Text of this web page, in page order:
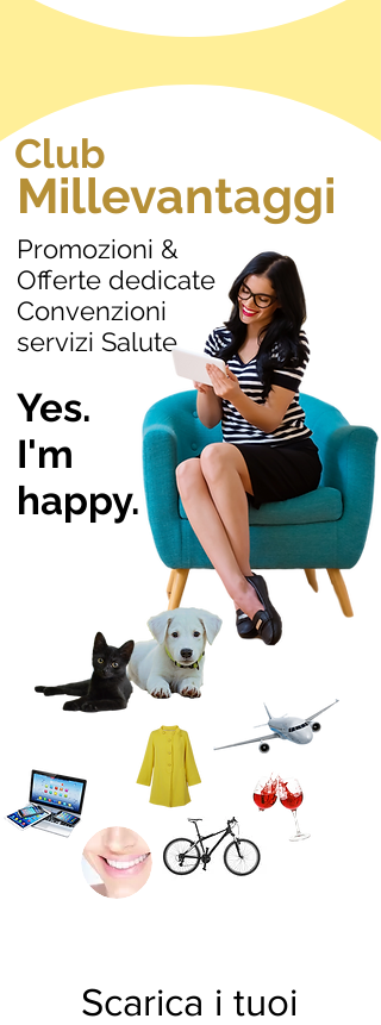
Club
Millevantaggi
Promozioni &
Offerte dedicate
Convenzioni
servizi Salute
Yes.
I'm
happy.
Scarica i tuoi